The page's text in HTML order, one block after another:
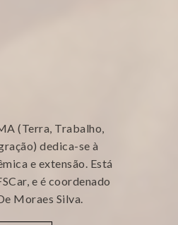
(Terra, Trabalho,
dedica-se à
e extensão. Está
e é coordenado
Moraes Silva.